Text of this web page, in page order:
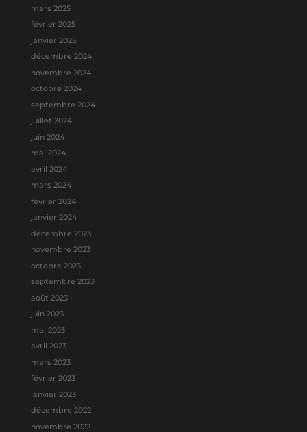
mars 2025
février 2025
janvier 2025
décembre 2024
novembre 2024
octobre 2024
septembre 2024
juillet 2024
juin 2024
mai 2024
avril 2024
mars 2024
février 2024
janvier 2024
décembre 2023
novembre 2023
octobre 2023
septembre 2023
août 2023
juin 2023
mai 2023
avril 2023
mars 2023
février 2023
janvier 2023
décembre 2022
novembre 2022